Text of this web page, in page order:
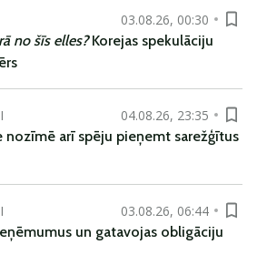
03.08.26, 00:30
no šīs elles?Korejas spekulāciju
04.08.26, 23:35
nozīmē arī spēju pieņemt sarežģītus
03.08.26, 06:44
un gatavojas obligāciju